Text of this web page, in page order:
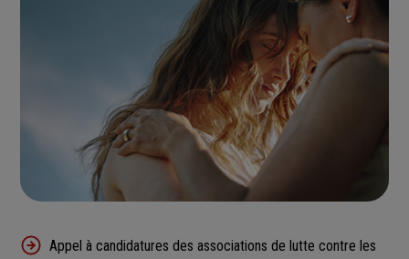
Appel à candidatures des associations de lutte contre les